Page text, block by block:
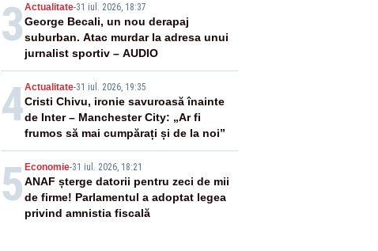
3 Actualitate-31 iul. 2026, 18:37
George Becali, un nou derapaj
suburban. Atac murdar la adresa unui
jurnalist sportiv – AUDIO
4Actualitate-31 iul. 2026, 19:35
Cristi Chivu, ironie savuroasă înainte
de Inter – Manchester City: „Ar fi
frumos să mai cumpărați și de la noi”
5 Economie-31 iul. 2026, 18:21
ANAF șterge datorii pentru zeci de mii
de firme! Parlamentul a adoptat legea
privind amnistia fiscală